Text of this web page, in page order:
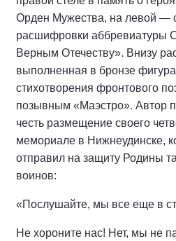
Орден Мужества, на левой —
расшифровки аббревиатуры
Верным Отечеству». Внизу
выполненная в бронзе
стихотворения фронтового
позывным «Маэстро». Автор
честь размещение своего
мемориале в Нижнеудинске,
отправил на защиту Родины
воинов:
«Послушайте, мы все еще в
Не хороните нас! Нет, мы не